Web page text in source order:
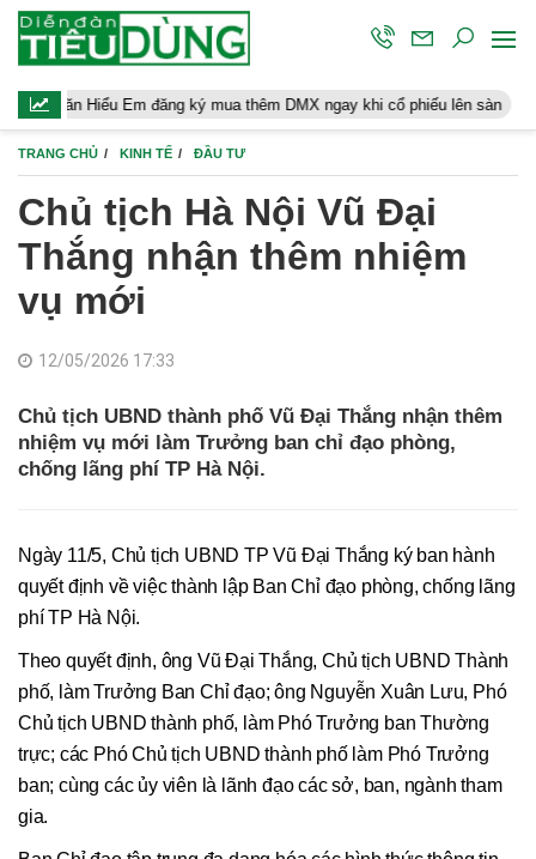
Em đăng ký mua thêm DMX ngay khi cổ phiếu lên sàn Người
TRANG CHỦ KINH TẾ ĐẦU TƯ
Chủ tịch Hà Nội Vũ Đại
Thắng nhận thêm nhiệm
vụ mới
12/05/2026 17:33
Chủ tịch UBND thành phố Vũ Đại Thắng nhận thêm
nhiệm vụ mới làm Trưởng ban chỉ đạo phòng,
chống lãng phí TP Hà Nội.
Ngày 11/5, Chủ tịch UBND TP Vũ Đại Thắng ký ban hành
quyết định về việc thành lập Ban Chỉ đạo phòng, chống lãng
phí TP Hà Nội.
Theo quyết định, ông Vũ Đại Thắng, Chủ tịch UBND Thành
phố, làm Trưởng Ban Chỉ đạo; ông Nguyễn Xuân Lưu, Phó
Chủ tịch UBND thành phố, làm Phó Trưởng ban Thường
trực; các Phó Chủ tịch UBND thành phố làm Phó Trưởng
ban; cùng các ủy viên là lãnh đạo các sở, ban, ngành tham
gia.